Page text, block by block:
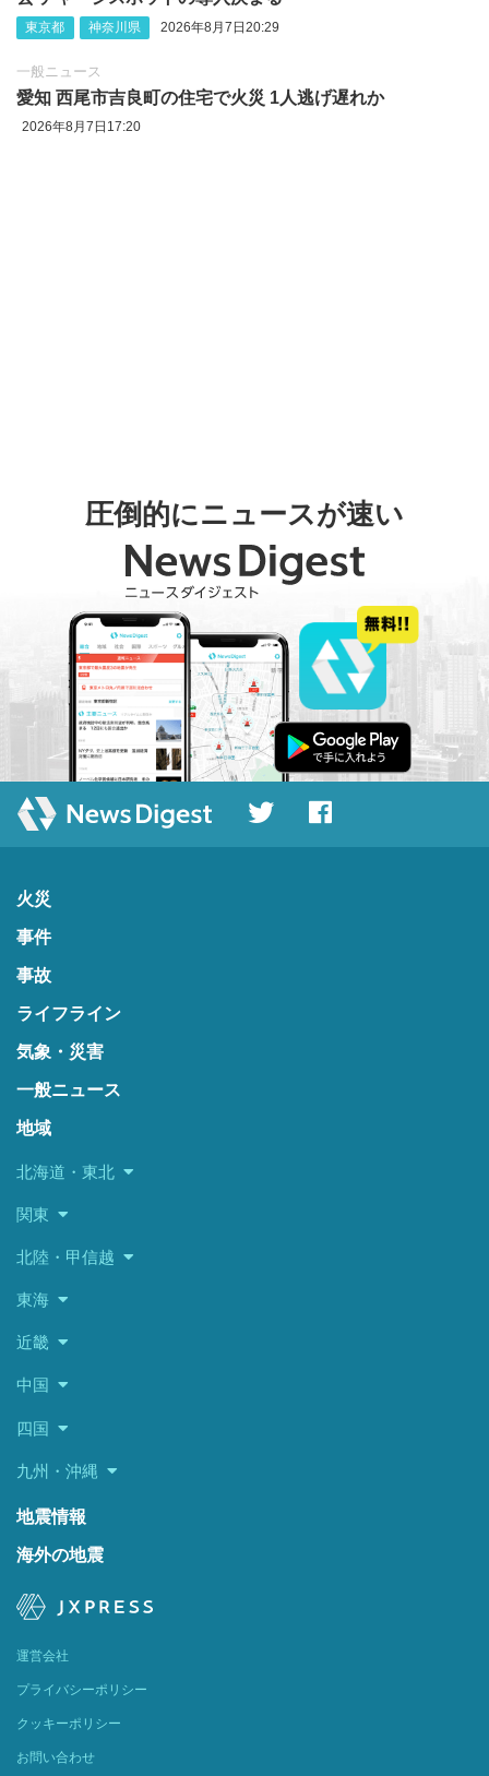
東京都 神奈川県 2026年8月7日20:29
一般ニュース
愛知 西尾市吉良町の住宅で火災 1人逃げ遅れか
2026年8月7日17:20
圧倒的にニュースが速い
火災
事件
事故
ライフライン
気象・災害
一般ニュース
地域
北海道・東北
関東
北陸・甲信越
東海
近畿
中国
四国
九州・沖縄
地震情報
海外の地震
運営会社
プライバシーポリシー
クッキーポリシー
お問い合わせ